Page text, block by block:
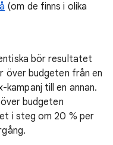
(om de finns i olika
bör resultatet
över budgeten från en
till en annan.
budgeten
i steg om 20 % per